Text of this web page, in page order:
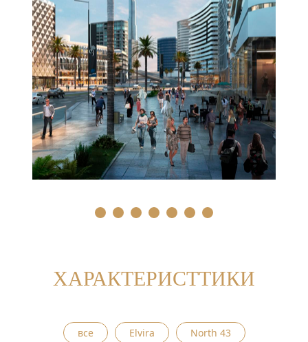
1 2 3 4 5 6 7
ХАРАКТЕРИСТТИКИ
все Elvira North 43